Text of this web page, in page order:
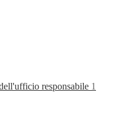
responsabile 1